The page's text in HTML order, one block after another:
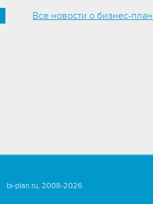
Все новости о бизнес-
bi-plan.ru, 2008-2026